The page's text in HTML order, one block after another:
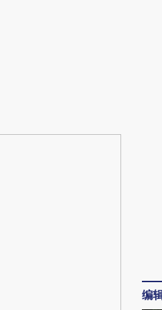
荐点击链接阅读原
编